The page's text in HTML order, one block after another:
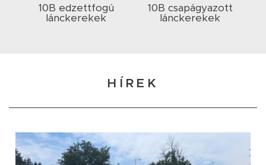
10B edzettfogú
lánckerekek
10B csapágyazott
lánckerekek
HÍREK